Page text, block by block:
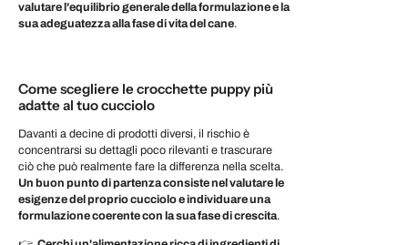
valutare l'equilibrio generale della formulazione e la
sua adeguatezza alla fase di vita del cane.
Come scegliere le crocchette puppy più
adatte al tuo cucciolo
Davanti a decine di prodotti diversi, il rischio è
concentrarsi su dettagli poco rilevanti e trascurare
ciò che può realmente fare la differenza nella scelta.
Un buon punto di partenza consiste nel valutare le
esigenze del proprio cucciolo e individuare una
formulazione coerente con la sua fase di crescita.